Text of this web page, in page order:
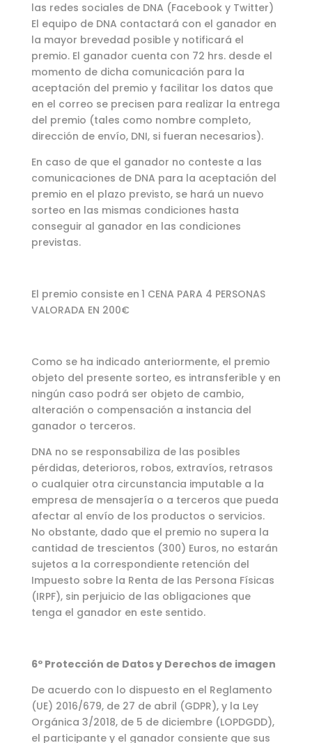
las redes sociales de DNA (Facebook y Twitter)
El equipo de DNA contactará con el ganador en
la mayor brevedad posible y notificará el
premio. El ganador cuenta con 72 hrs. desde el
momento de dicha comunicación para la
aceptación del premio y facilitar los datos que
en el correo se precisen para realizar la entrega
del premio (tales como nombre completo,
dirección de envío, DNI, si fueran necesarios).
En caso de que el ganador no conteste a las
comunicaciones de DNA para la aceptación del
premio en el plazo previsto, se hará un nuevo
sorteo en las mismas condiciones hasta
conseguir al ganador en las condiciones
previstas.
El premio consiste en 1 CENA PARA 4 PERSONAS
VALORADA EN 200€
Como se ha indicado anteriormente, el premio
objeto del presente sorteo, es intransferible y en
ningún caso podrá ser objeto de cambio,
alteración o compensación a instancia del
ganador o terceros.
DNA no se responsabiliza de las posibles
pérdidas, deterioros, robos, extravíos, retrasos
o cualquier otra circunstancia imputable a la
empresa de mensajería o a terceros que pueda
afectar al envío de los productos o servicios.
No obstante, dado que el premio no supera la
cantidad de trescientos (300) Euros, no estarán
sujetos a la correspondiente retención del
Impuesto sobre la Renta de las Persona Físicas
(IRPF), sin perjuicio de las obligaciones que
tenga el ganador en este sentido.
6º Protección de Datos y Derechos de imagen
De acuerdo con lo dispuesto en el Reglamento
(UE) 2016/679, de 27 de abril (GDPR), y la Ley
Orgánica 3/2018, de 5 de diciembre (LOPDGDD),
el participante y el ganador consiente que sus